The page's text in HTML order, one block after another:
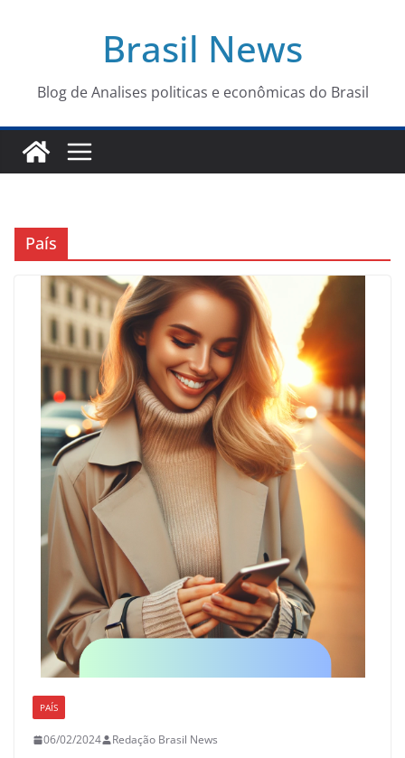
conteúdo
Brasil News
Blog de Analises politicas e econômicas do Brasil
País
PAÍS
06/02/2024 Redação Brasil News